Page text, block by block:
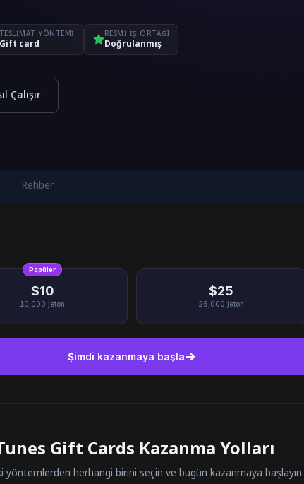
TESLIMAT YÖNTEMI
Gift card
RESMI IŞ ORTAĞI
Doğrulanmış
Çalışır
Rehber
Popüler
$10
10,000 jeton
$25
25,000 jeton
Şimdi kazanmaya başla
Gift Cards Kazanma Yolları
yöntemlerden herhangi birini seçin ve bugün kazanmaya başlayın.